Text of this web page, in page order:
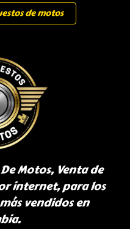
de motos
Motos, Venta de
internet, para los
vendidos en